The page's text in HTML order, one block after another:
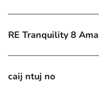
RE Tranquility 8
caij ntuj no